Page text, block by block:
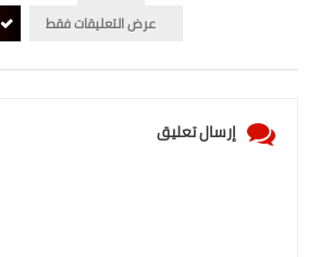
صحة وطب
عرض التعليقات فقط
إرسال تعليق